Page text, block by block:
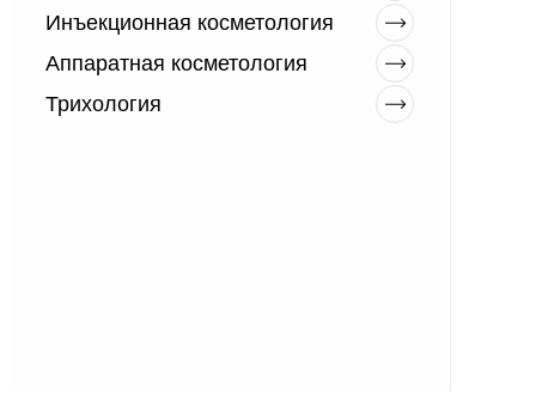
Инъекционная косметология
Аппаратная косметология
Трихология